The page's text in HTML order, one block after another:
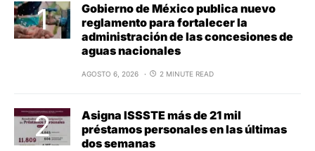
Gobierno de México publica nuevo
reglamento para fortalecer la
administración de las concesiones de
aguas nacionales
AGOSTO 6, 2026 2 MINUTE READ
Asigna ISSSTE más de 21 mil
préstamos personales en las últimas
dos semanas